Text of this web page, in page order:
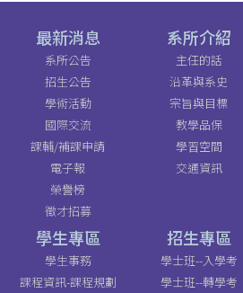
最新消息
系所公告
招生公告
學術活動
國際交流
課輔/補課申請
電子報
榮譽榜
徵才招募
系所介紹
主任的話
沿革與系史
宗旨與目標
教學品保
學習空間
交通資訊
學生專區
學生事務
課程資訊-課程規劃
招生專區
學士班--入學考
學士班--轉學考